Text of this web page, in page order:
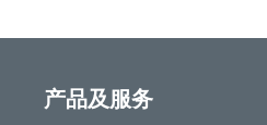
产品及服务